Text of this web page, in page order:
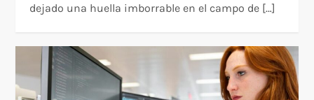
dejado una huella imborrable en el campo de […]